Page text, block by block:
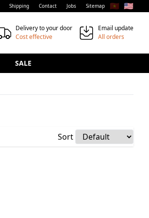
Shipping Contact Jobs Sitemap 🇻🇳 🇺🇸
Delivery to your door
Cost effective
Email update
All orders
SALE
Sort